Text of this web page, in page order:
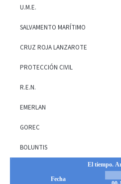
U.M.E.
SALVAMENTO MARÍTIMO
CRUZ ROJA LANZAROTE
PROTECCIÓN CIVIL
R.E.N.
EMERLAN
GOREC
BOLUNTIS